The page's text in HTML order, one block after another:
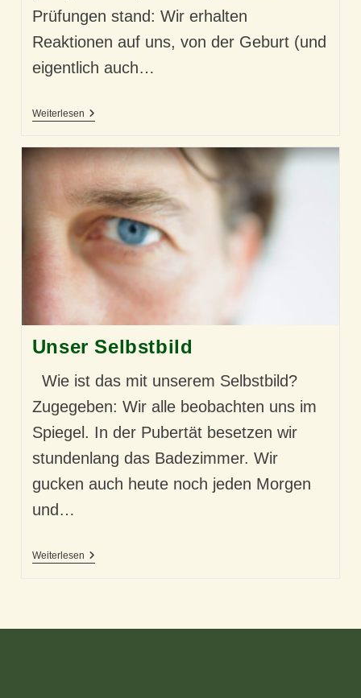
Prüfungen stand: Wir erhalten
Reaktionen auf uns, von der Geburt (und
eigentlich auch…
WeiterlesenSelbstkonzept
–
Unser
Entwicklungsmotor
Unser Selbstbild
Wie ist das mit unserem Selbstbild?
Zugegeben: Wir alle beobachten uns im
Spiegel. In der Pubertät besetzen wir
stundenlang das Badezimmer. Wir
gucken auch heute noch jeden Morgen
und…
WeiterlesenUnser